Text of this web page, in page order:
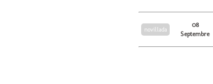
novillada
08
Septembre